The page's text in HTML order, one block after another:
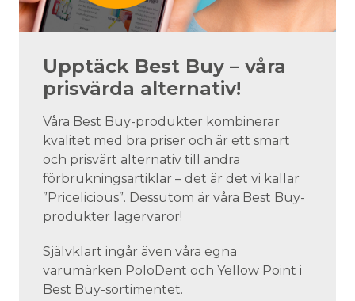
Upptäck Best Buy – våra
prisvärda alternativ!
Våra Best Buy-produkter kombinerar
kvalitet med bra priser och är ett smart
och prisvärt alternativ till andra
förbrukningsartiklar – det är det vi kallar
”Pricelicious”. Dessutom är våra Best Buy-
produkter lagervaror!
Självklart ingår även våra egna
varumärken PoloDent och Yellow Point i
Best Buy-sortimentet.